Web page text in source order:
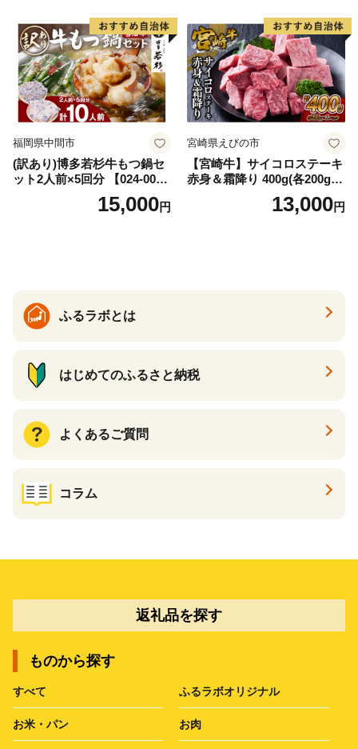
福岡県中間市
(訳あり)博多若杉牛もつ鍋セ
ット2人前×5回分 【024-002
15,000円
宮崎県えびの市
【宮崎牛】サイコロステーキ
赤身＆霜降り 400g(各200g×
１P 計2P) 真空パック 冷凍
13,000円
ふるラボとは
はじめてのふるさと納税
よくあるご質問
コラム
返礼品を探す
ものから探す
すべて ふるラボオリジナル
お米・パン お肉